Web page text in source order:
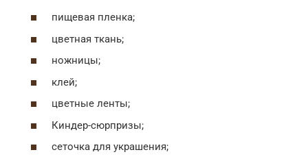
пищевая пленка;
цветная ткань;
ножницы;
клей;
цветные ленты;
Киндер-сюрпризы;
сеточка для украшения;